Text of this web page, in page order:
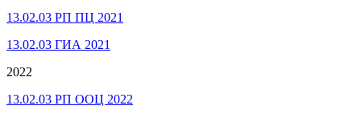
13.02.03 РП ПЦ 2021
13.02.03 ГИА 2021
2022
13.02.03 РП ООЦ 2022